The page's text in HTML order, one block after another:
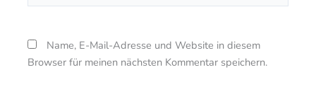
Name, E-Mail-Adresse und Website in diesem
Browser für meinen nächsten Kommentar speichern.